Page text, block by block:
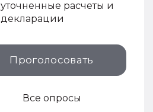
уточненные расчеты и
декларации
Проголосовать
Все опросы